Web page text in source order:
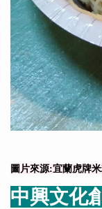
圖片來源:宜蘭虎牌
中興文化